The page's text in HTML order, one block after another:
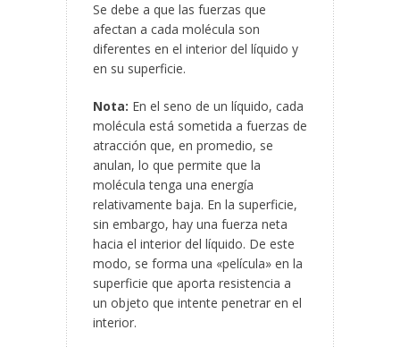
Se debe a que las fuerzas que
afectan a cada molécula son
diferentes en el interior del líquido y
en su superficie.
Nota: En el seno de un líquido, cada
molécula está sometida a fuerzas de
atracción que, en promedio, se
anulan, lo que permite que la
molécula tenga una energía
relativamente baja. En la superficie,
sin embargo, hay una fuerza neta
hacia el interior del líquido. De este
modo, se forma una «película» en la
superficie que aporta resistencia a
un objeto que intente penetrar en el
interior.